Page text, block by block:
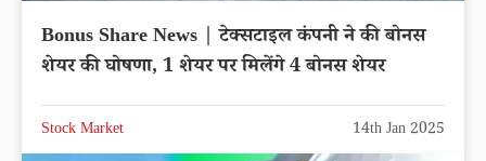
Bonus Share News | टेक्सटाइल कंपनी ने की बोनस
शेयर की घोषणा, 1 शेयर पर मिलेंगे 4 बोनस शेयर
Stock Market 14th Jan 2025